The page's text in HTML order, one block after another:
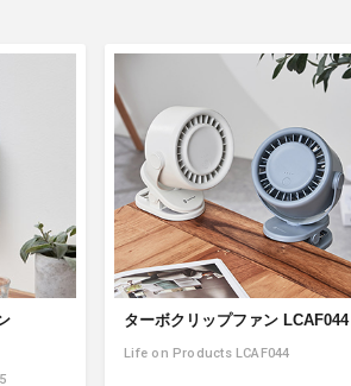
ターボクリップファン LCAF044
Life on Products LCAF044